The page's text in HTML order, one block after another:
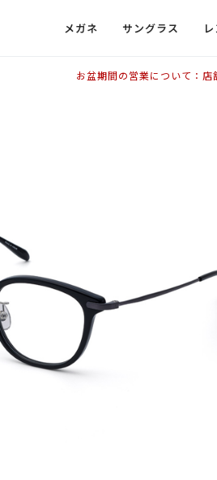
メガネ サングラス
お盆期間の営業について：